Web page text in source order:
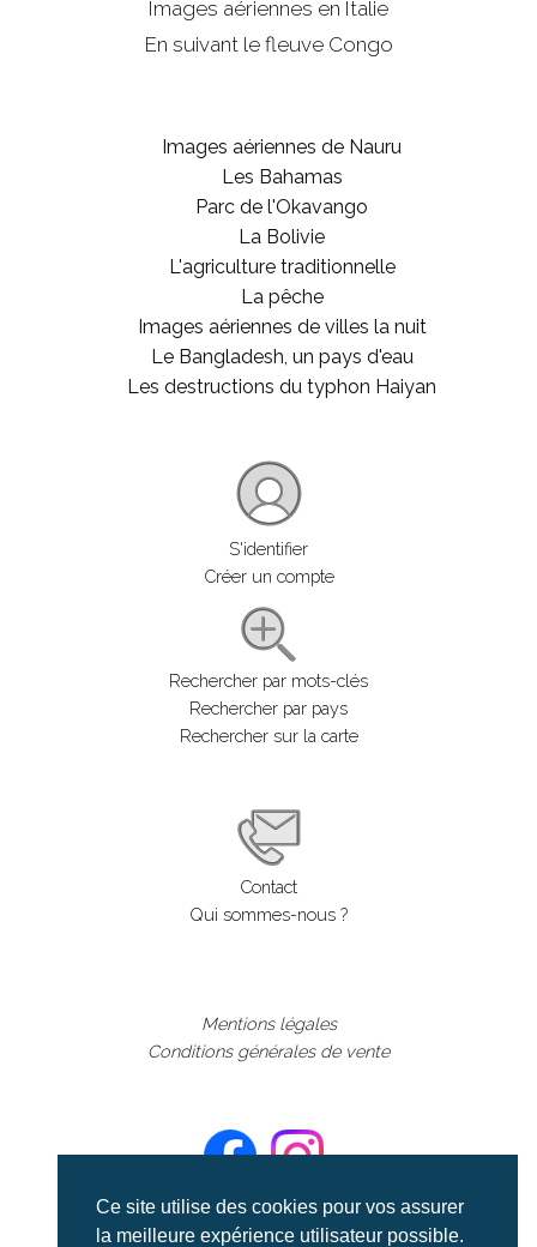
Ce site utilise des cookies pour vos assurer
la meilleure expérience utilisateur possible.
Images aériennes en Italie
En suivant le fleuve Congo
Images aériennes de Nauru
Les Bahamas
Parc de l'Okavango
La Bolivie
L'agriculture traditionnelle
La pêche
Images aériennes de villes la nuit
Le Bangladesh, un pays d'eau
Les destructions du typhon Haiyan
S'identifier
Créer un compte
Rechercher par mots-clés
Rechercher par pays
Rechercher sur la carte
Contact
Qui sommes-nous ?
Mentions légales
Conditions générales de vente
©aerialcollection marque déposée 2024